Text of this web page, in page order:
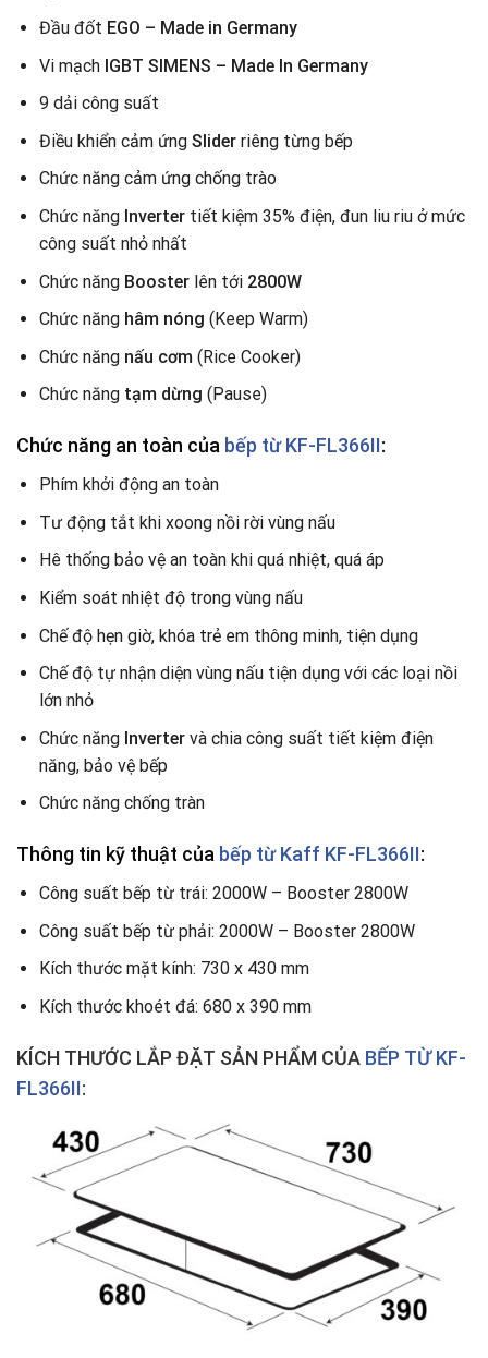
Đầu đốt EGO – Made in Germany
Vi mạch IGBT SIMENS – Made In Germany
9 dải công suất
Điều khiển cảm ứng Sliderriêng từng bếp
Chức năng cảm ứng chống trào
Chức năng Invertertiết kiệm 35% điện, đun liu riu ở mức
công suất nhỏ nhất
Chức năng Boosterlên tới 2800W
Chức năng hâm nóng (Keep Warm)
Chức năng nấu cơm(Rice Cooker)
Chức năng tạm dừng (Pause)
Chức năng an toàn của bếp từ KF-FL366II:
Phím khởi động an toàn
Tư động tắt khi xoong nồi rời vùng nấu
Hê thống bảo vệ an toàn khi quá nhiệt, quá áp
Kiểm soát nhiệt độ trong vùng nấu
Chế độ hẹn giờ, khóa trẻ em thông minh, tiện dụng
Chế độ tự nhận diện vùng nấu tiện dụng với các loại nồi
lớn nhỏ
Chức năng Invertervà chia công suất tiết kiệm điện
năng, bảo vệ bếp
Chức năng chống tràn
Thông tin kỹ thuật của bếp từ Kaff KF-FL366II:
Công suất bếp từ trái: 2000W – Booster 2800W
Công suất bếp từ phải: 2000W – Booster 2800W
Kích thước mặt kính: 730 x 430 mm
Kích thước khoét đá: 680 x 390 mm
KÍCH THƯỚC LẮP ĐẶT SẢN PHẨM CỦA BẾP TỪ KF-
FL366II: